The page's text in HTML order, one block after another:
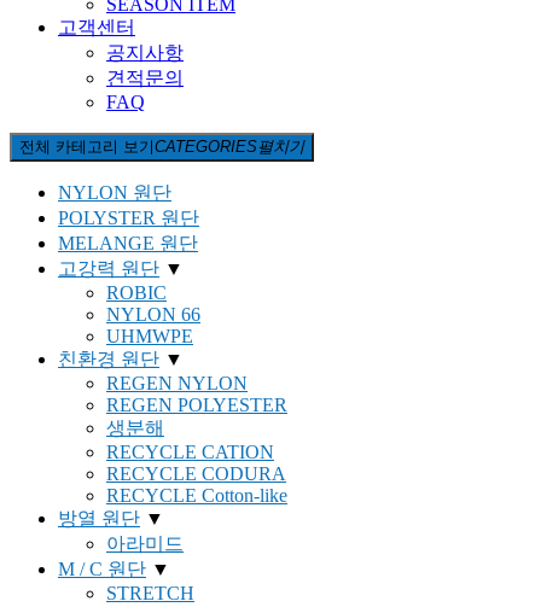
고객센터
공지사항
견적문의
FAQ
전체 카테고리 보기CATEGORIES펼치기
NYLON 원단
POLYSTER 원단
MELANGE 원단
고강력 원단 ▼
ROBIC
NYLON 66
UHMWPE
친환경 원단 ▼
REGEN NYLON
REGEN POLYESTER
생분해
RECYCLE CATION
RECYCLE CODURA
RECYCLE Cotton-like
방열 원단 ▼
아라미드
M / C 원단 ▼
STRETCH